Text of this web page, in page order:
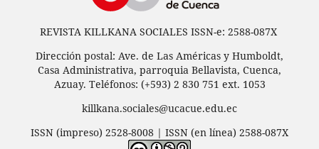
REVISTA KILLKANA SOCIALES ISSN-e: 2588-087X
Dirección postal: Ave. de Las Américas y Humboldt,
Casa Administrativa, parroquia Bellavista, Cuenca,
Azuay. Teléfonos: (+593) 2 830 751 ext. 1053
killkana.sociales@ucacue.edu.ec
ISSN (impreso) 2528-8008 | ISSN (en línea) 2588-087X